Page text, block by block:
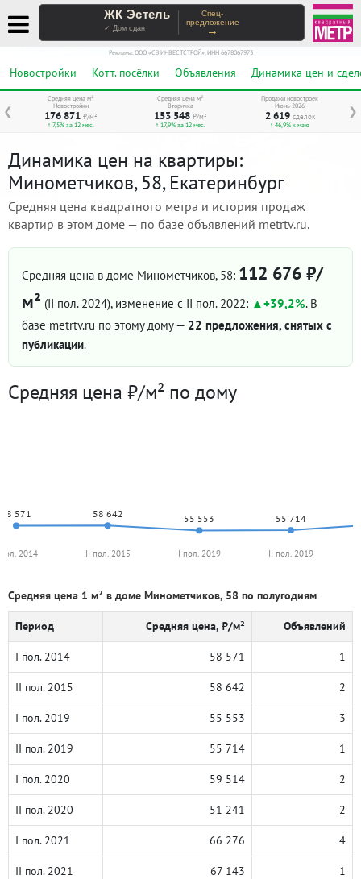
ЖК Эстель
✓ Дом сдан
Спец-
предложение
→
Реклама. ООО «СЗ ИНВЕСТСТРОЙ», ИНН 6678067973
Новостройки Котт. посёлки Объявления Динамика цен и
❮ ❯
Средняя цена м²
Новостройки
176 871 ₽/м²
↑ 7,5% за 12 мес.
Средняя цена м²
Вторичка
153 548 ₽/м²
↑ 17,9% за 12 мес.
Продажи новостроек
Июнь 2026
2 619 сделок
↑ 46,9% к маю
Динамика цен на квартиры:
Минометчиков, 58, Екатеринбург
Средняя цена квадратного метра и история продаж
квартир в этом доме — по базе объявлений metrtv.ru.
Средняя цена в доме Минометчиков, 58: 112 676 ₽/
м² (II пол. 2024), изменение с II пол. 2022: +39,2%. В
базе metrtv.ru по этому дому — 22 предложения, снятых с
публикации.
Средняя цена ₽/м² по дому
58 571 58 642 55 553 55 714
2014 II пол. 2015 I пол. 2019 II пол. 2019
Средняя цена 1 м² в доме Минометчиков, 58 по полугодиям
Период Средняя цена, ₽/м² Объявлений
I пол. 2014 58 571 1
II пол. 2015 58 642 2
I пол. 2019 55 553 3
II пол. 2019 55 714 1
I пол. 2020 59 514 2
II пол. 2020 51 241 2
I пол. 2021 66 276 4
II пол. 2021 67 143 1